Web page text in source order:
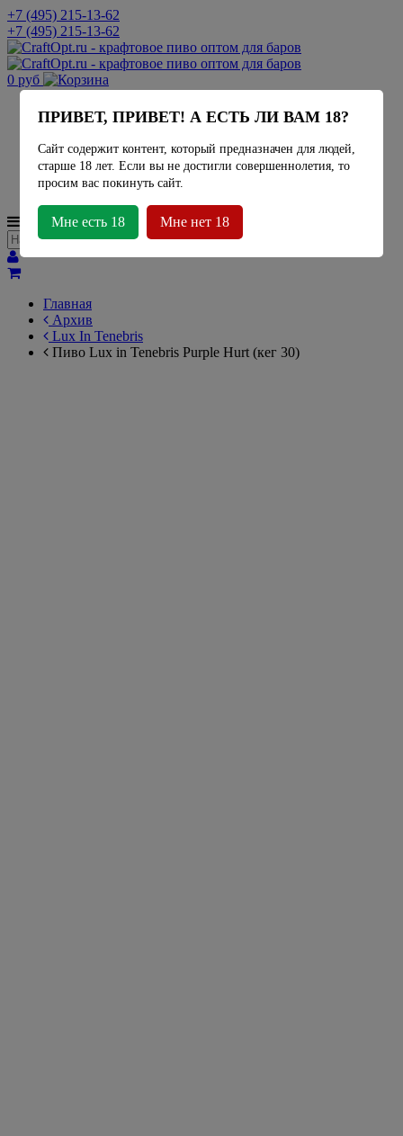
+7 (495) 215-13-62
+7 (495) 215-13-62
0 руб
Актуальное наличие
Миды
Лимонад
Крафтовое пиво
Пивоварни
МЕНЮ
Главная
Архив
Lux In Tenebris
Пиво Lux in Tenebris Purple Hurt (кег 30)
ПРИВЕТ, ПРИВЕТ! А ЕСТЬ ЛИ ВАМ 18?
Сайт содержит контент, который предназначен для людей,
старше 18 лет. Если вы не достигли совершеннолетия, то
просим вас покинуть сайт.
Мне есть 18 Мне нет 18